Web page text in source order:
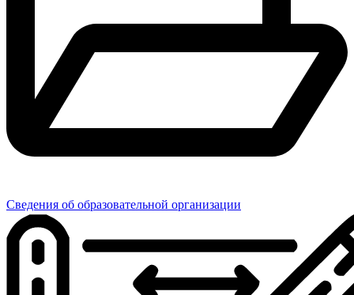
Сведения об образовательной организации